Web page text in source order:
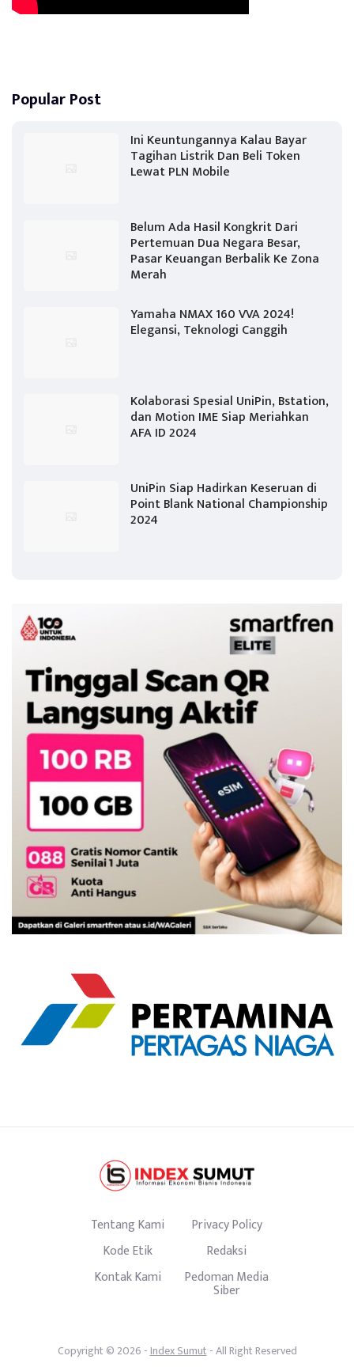
Popular Post
Ini Keuntungannya Kalau Bayar
Tagihan Listrik Dan Beli Token
Lewat PLN Mobile
Belum Ada Hasil Kongkrit Dari
Pertemuan Dua Negara Besar,
Pasar Keuangan Berbalik Ke Zona
Merah
Yamaha NMAX 160 VVA 2024!
Elegansi, Teknologi Canggih
Kolaborasi Spesial UniPin, Bstation,
dan Motion IME Siap Meriahkan
AFA ID 2024
UniPin Siap Hadirkan Keseruan di
Point Blank National Championship
2024
Tentang Kami
Privacy Policy
Kode Etik
Redaksi
Kontak Kami
Pedoman Media
Siber
Copyright © 2026 -Index Sumut- All Right Reserved